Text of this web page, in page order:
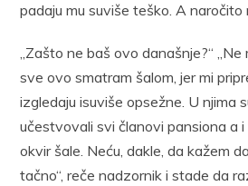
padaju mu suviše teško. A naročito
„Zašto ne baš ovo današnje?“ „Ne
sve ovo smatram šalom, jer mi
izgledaju isuviše opsežne. U njima
učestvovali svi članovi pansiona a
okvir šale. Neću, dakle, da kažem
tačno“, reče nadzornik i stade da